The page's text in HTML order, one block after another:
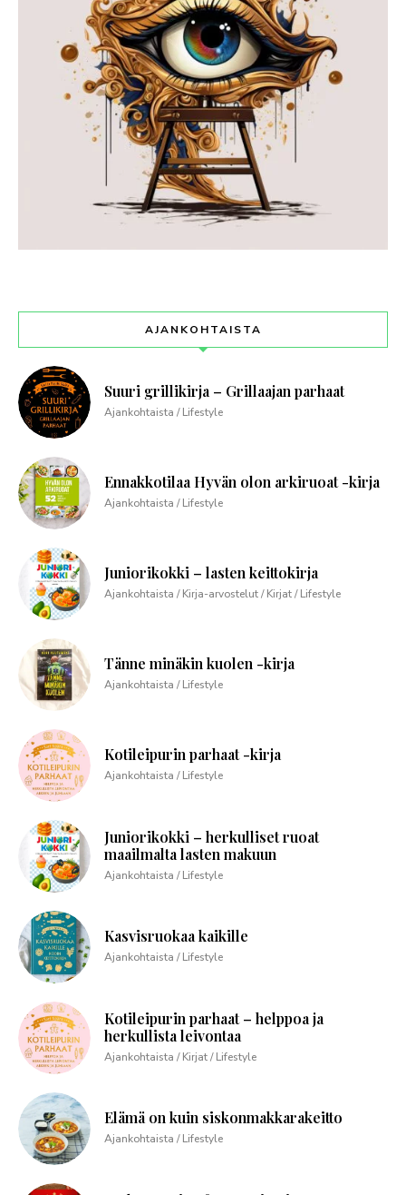
AJANKOHTAISTA
Suuri grillikirja – Grillaajan parhaat
Ajankohtaista / Lifestyle
Ennakkotilaa Hyvän olon arkiruoat -kirja
Ajankohtaista / Lifestyle
Juniorikokki – lasten keittokirja
Ajankohtaista / Kirja-arvostelut / Kirjat / Lifestyle
Tänne minäkin kuolen -kirja
Ajankohtaista / Lifestyle
Kotileipurin parhaat -kirja
Ajankohtaista / Lifestyle
Juniorikokki – herkulliset ruoat
maailmalta lasten makuun
Ajankohtaista / Lifestyle
Kasvisruokaa kaikille
Ajankohtaista / Lifestyle
Kotileipurin parhaat – helppoa ja
herkullista leivontaa
Ajankohtaista / Kirjat / Lifestyle
Elämä on kuin siskonmakkarakeitto
Ajankohtaista / Lifestyle